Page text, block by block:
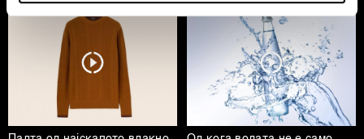
Find out more about how your personal data is processed
and set your preferences in the
details section
Заедничките ракувачи се HD-WIN ARENA SPORT
d.o.o. и
. Повеќе за податоците кои ги
обработуваме како и за вашите права прочитајте во
нашатаПолитика на приватност, а за колачињата и